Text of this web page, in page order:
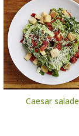
Caesar salade